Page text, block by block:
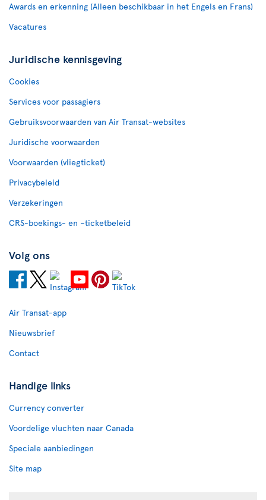
Awards en erkenning (Alleen beschikbaar in het Engels en Frans)
Vacatures
Juridische kennisgeving
Cookies
Services voor passagiers
Gebruiksvoorwaarden van Air Transat-websites
Juridische voorwaarden
Voorwaarden (vliegticket)
Privacybeleid
Verzekeringen
CRS-boekings- en –ticketbeleid
Volg ons
Air Transat-app
Nieuwsbrief
Contact
Handige links
Currency converter
Voordelige vluchten naar Canada
Speciale aanbiedingen
Site map